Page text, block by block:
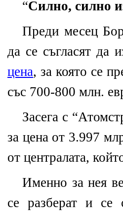
“Силно, силно
Преди месец
да се съгласят да
цена, за която се
със 700-800 млн.
Засега с
за цена от 3.997
от централата,
Именно за нея
се разберат и се